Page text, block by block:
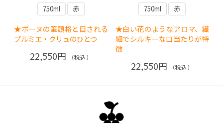
750ml 赤
★ボーヌの筆頭格と目される
プルミエ・クリュのひとつ
22,550円 （税込）
750ml 赤
★白い花のようなアロマ、繊
細でシルキーな口当たりが特
徴
22,550円 （税込）